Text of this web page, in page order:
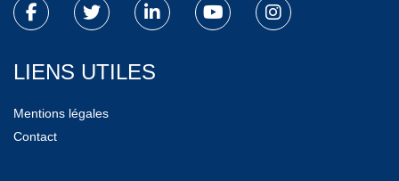
LIENS UTILES
Mentions légales
Contact